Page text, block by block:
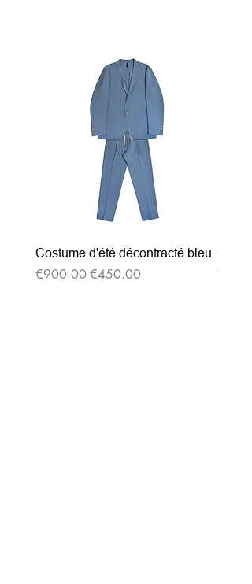
Costume d'été décontracté bleu
通常価格
€900.00セール価格
€450.00 通常価